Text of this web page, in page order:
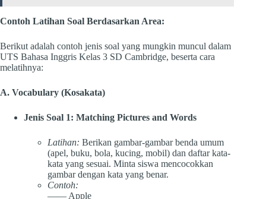
Contoh Latihan Soal Berdasarkan Area:
Berikut adalah contoh jenis soal yang mungkin muncul dalam
UTS Bahasa Inggris Kelas 3 SD Cambridge, beserta cara
melatihnya:
A. Vocabulary (Kosakata)
Jenis Soal 1: Matching Pictures and Words
Latihan: Berikan gambar-gambar benda umum
(apel, buku, bola, kucing, mobil) dan daftar kata-
kata yang sesuai. Minta siswa mencocokkan
gambar dengan kata yang benar.
Contoh:
—— Apple